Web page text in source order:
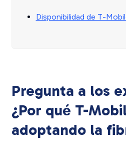
Disponibilidad de T-
Pregunta a los
¿Por qué T-
adoptando la